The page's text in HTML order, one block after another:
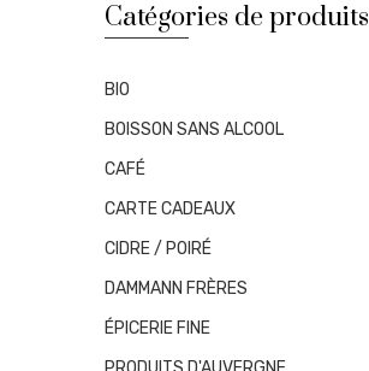
Catégories de produits
BIO
BOISSON SANS ALCOOL
CAFÉ
CARTE CADEAUX
CIDRE / POIRÉ
DAMMANN FRÈRES
ÉPICERIE FINE